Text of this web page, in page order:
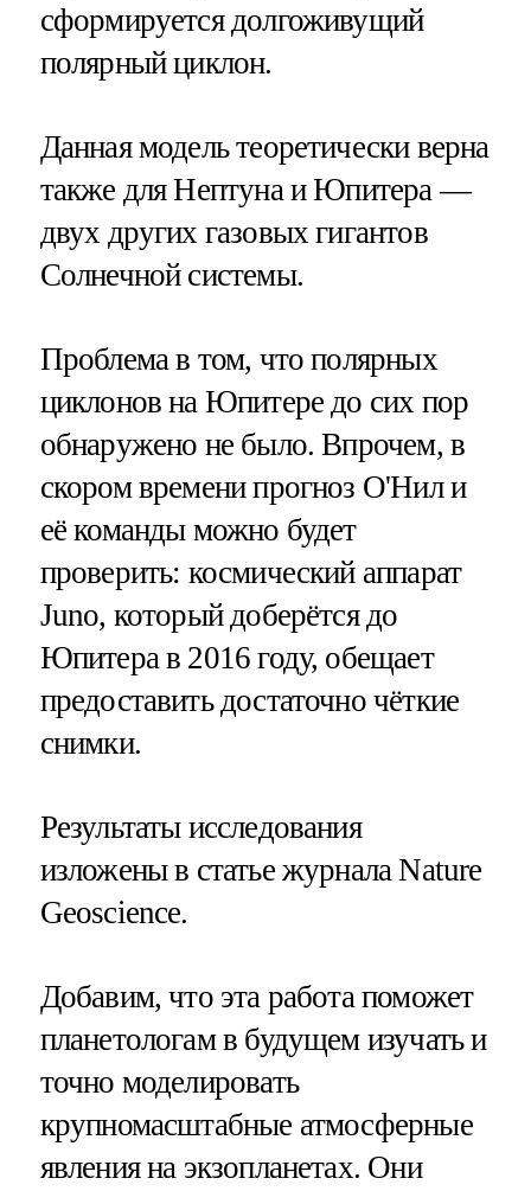
сформируется долгоживущий
полярный циклон.
Данная модель теоретически верна
также для Нептуна и Юпитера —
двух других газовых гигантов
Солнечной системы.
Проблема в том, что полярных
циклонов на Юпитере до сих пор
обнаружено не было. Впрочем, в
скором времени прогноз О'Нил и
её команды можно будет
проверить: космический аппарат
Juno, который доберётся до
Юпитера в 2016 году, обещает
предоставить достаточно чёткие
снимки.
Результаты исследования
изложены в статье журнала Nature
Geoscience.
Добавим, что эта работа поможет
планетологам в будущем изучать и
точно моделировать
крупномасштабные атмосферные
явления на экзопланетах. Они